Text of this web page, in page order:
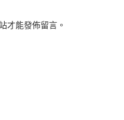
才能發佈留言。